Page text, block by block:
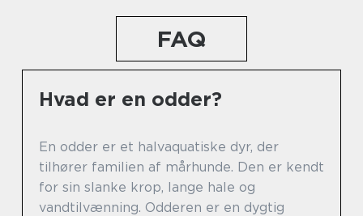
FAQ
Hvad er en odder?
En odder er et halvaquatiske dyr, der
tilhører familien af mårhunde. Den er kendt
for sin slanke krop, lange hale og
vandtilvænning. Odderen er en dygtig